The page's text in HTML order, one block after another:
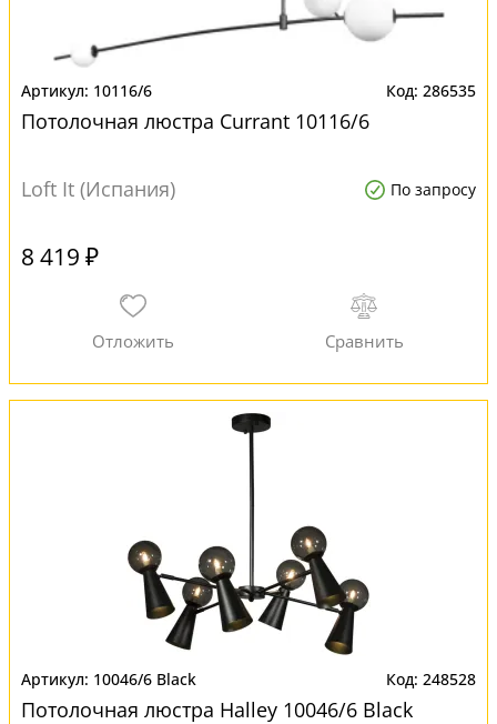
10116/6 286535
Потолочная люстра Currant 10116/6
Loft It (Испания) По запросу
8 419 ₽
10046/6 Black 248528
Потолочная люстра Halley 10046/6 Black